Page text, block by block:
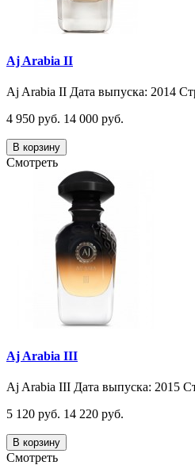
Aj Arabia II
Aj Arabia II Дата выпуска: 2014
4 950 руб. 14 000 руб.
В корзину
Смотреть
Aj Arabia III
Aj Arabia III Дата выпуска: 2015
5 120 руб. 14 220 руб.
В корзину
Смотреть